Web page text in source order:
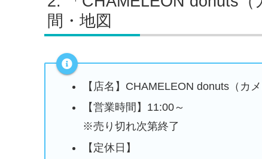
間・地図
【店名】CHAMELEON donuts（カ
【営業時間】11:00～
※売り切れ次第終了
【定休日】